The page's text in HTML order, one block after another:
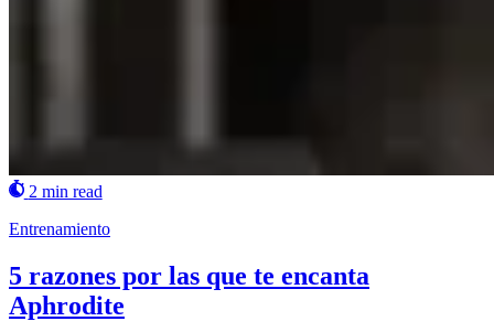
2 min read
Entrenamiento
5 razones por las que te encanta
Aphrodite